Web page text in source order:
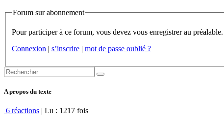
Forum sur abonnement
Connexion | s’inscrire | mot de passe oublié ?
A propos du texte
6 réactions | Lu : 1217 fois